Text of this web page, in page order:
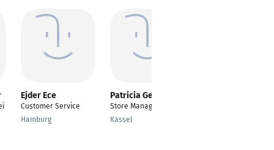
Ejder Ece
Customer Service
Hamburg
Patricia Gerhold
Store Manager
Kassel